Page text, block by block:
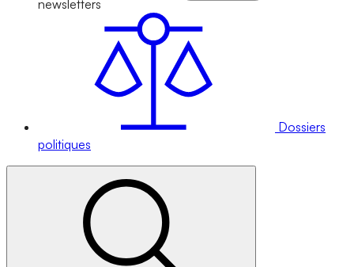
newsletters
Dossiers
politiques